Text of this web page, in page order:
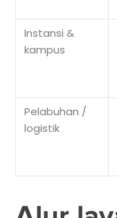
Instansi &
kampus
Pelabuhan /
logistik